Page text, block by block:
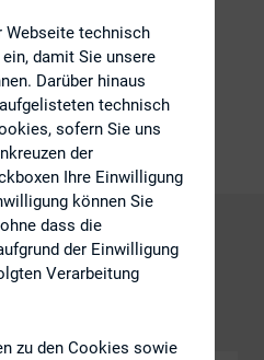
DIRK-Publikationen
Webseite technisch
damit Sie unsere
Darüber hinaus
technisch
sofern Sie uns
der
Ihre Einwilligung
können Sie
dass die
der Einwilligung
Verarbeitung
zu den Cookies sowie